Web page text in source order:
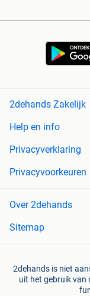
2dehands Zakelijk
Help en info
Privacyverklaring
Privacyvoorkeuren
Over 2dehands
Sitemap
2dehands is niet
uit het gebruik van